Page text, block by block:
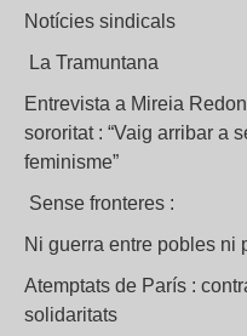
Notícies sindicals
La Tramuntana
Entrevista a Mireia
sororitat : “Vaig arribar a
feminisme”
Sense fronteres :
Ni guerra entre pobles ni
Atemptats de París :
solidaritats